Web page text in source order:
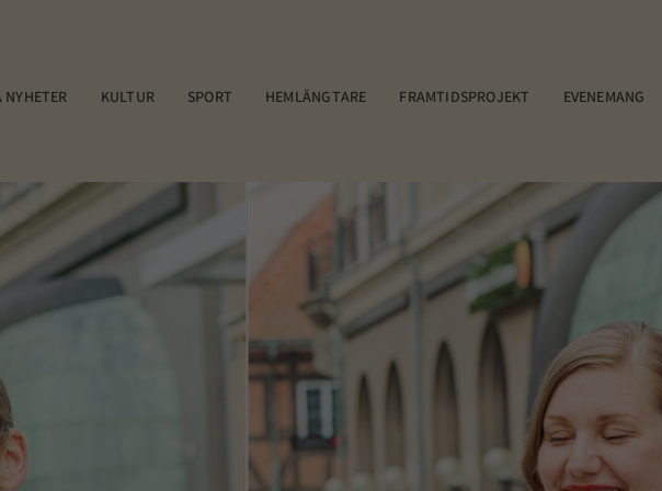
NYHETER KULTUR SPORT HEMLÄNGTARE FRAMTIDSPROJEKT EVENEMANG